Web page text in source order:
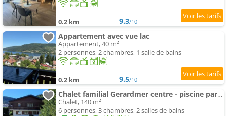
0.2 km 9.3/10
Appartement avec vue lac
Appartement, 40 m²
2 personnes, 2 chambres, 1 salle de bains
0.2 km 9.5/10
Chalet familial Gerardmer centre - piscine partagée
Chalet, 140 m²
6 personnes, 3 chambres, 2 salles de bains